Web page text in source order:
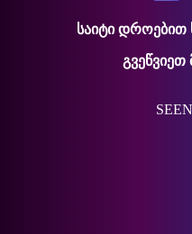
საიტი დროებით
გვეწვიეთ